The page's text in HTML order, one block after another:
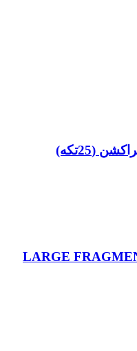
ست پلویس لگن ریکانس تراکشن (25تکه)